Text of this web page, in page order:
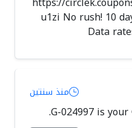
u1zi No rush! 10
Data
منذ سنتين
G-024997 is